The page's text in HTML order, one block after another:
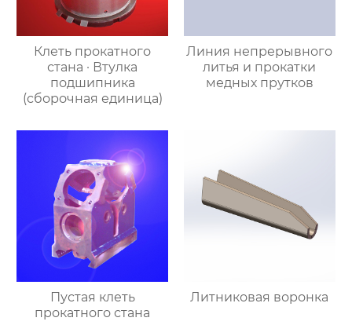
Клеть прокатного
стана · Втулка
подшипника
(сборочная единица)
Линия непрерывного
литья и прокатки
медных прутков
Пустая клеть
прокатного стана
Литниковая воронка